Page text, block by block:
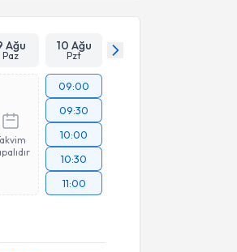
Ağu
Paz
10 Ağu
Pzt
09:00
09:30
10:00
10:30
11:00